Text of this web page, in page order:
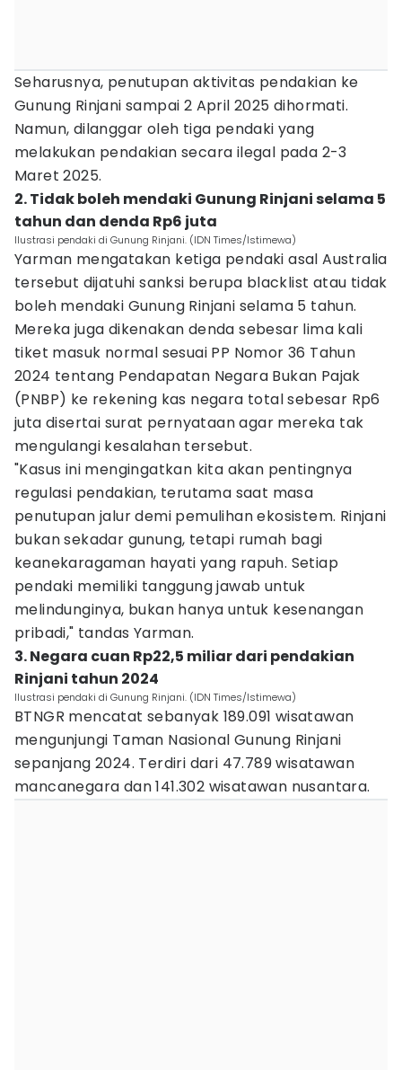
Seharusnya, penutupan aktivitas pendakian ke
Gunung Rinjani sampai 2 April 2025 dihormati.
Namun, dilanggar oleh tiga pendaki yang
melakukan pendakian secara ilegal pada 2-3
Maret 2025.
2. Tidak boleh mendaki Gunung Rinjani selama 5
tahun dan denda Rp6 juta
Ilustrasi pendaki di Gunung Rinjani. (IDN Times/Istimewa)
Yarman mengatakan ketiga pendaki asal Australia
tersebut dijatuhi sanksi berupa blacklist atau tidak
boleh mendaki Gunung Rinjani selama 5 tahun.
Mereka juga dikenakan denda sebesar lima kali
tiket masuk normal sesuai PP Nomor 36 Tahun
2024 tentang Pendapatan Negara Bukan Pajak
(PNBP) ke rekening kas negara total sebesar Rp6
juta disertai surat pernyataan agar mereka tak
mengulangi kesalahan tersebut.
"Kasus ini mengingatkan kita akan pentingnya
regulasi pendakian, terutama saat masa
penutupan jalur demi pemulihan ekosistem. Rinjani
bukan sekadar gunung, tetapi rumah bagi
keanekaragaman hayati yang rapuh. Setiap
pendaki memiliki tanggung jawab untuk
melindunginya, bukan hanya untuk kesenangan
pribadi," tandas Yarman.
3. Negara cuan Rp22,5 miliar dari pendakian
Rinjani tahun 2024
Ilustrasi pendaki di Gunung Rinjani. (IDN Times/Istimewa)
BTNGR mencatat sebanyak 189.091 wisatawan
mengunjungi Taman Nasional Gunung Rinjani
sepanjang 2024. Terdiri dari 47.789 wisatawan
mancanegara dan 141.302 wisatawan nusantara.